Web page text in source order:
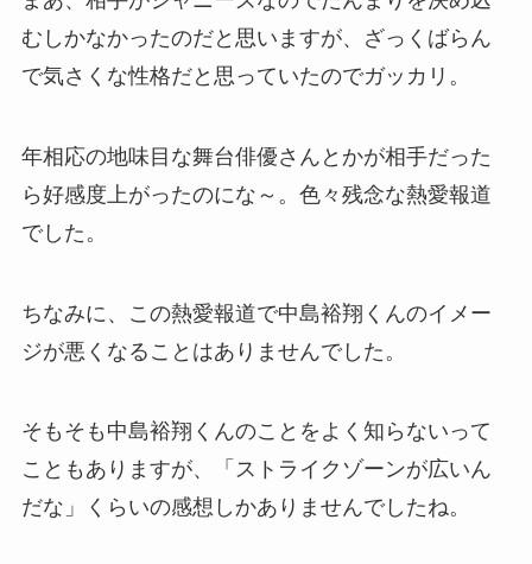
むしかなかったのだと思いますが、ざっくばらん
で気さくな性格だと思っていたのでガッカリ。
年相応の地味目な舞台俳優さんとかが相手だった
ら好感度上がったのにな～。色々残念な熱愛報道
でした。
ちなみに、この熱愛報道で中島裕翔くんのイメー
ジが悪くなることはありませんでした。
そもそも中島裕翔くんのことをよく知らないって
こともありますが、「ストライクゾーンが広いん
だな」くらいの感想しかありませんでしたね。